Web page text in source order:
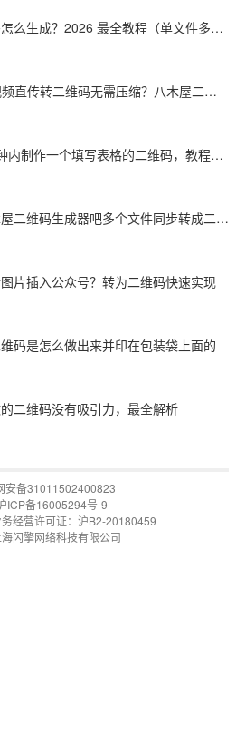
么生成？2026 最全教程（单文件多文
直传转二维码无需压缩？八木屋二维
内制作一个填写表格的二维码，教程分
二维码生成器吧多个文件同步转成二维
片插入公众号？转为二维码快速实现
码是怎么做出来并印在包装袋上面的
二维码没有吸引力，最全解析
安备31011502400823
ICP备16005294号-9
经营许可证：沪B2-20180459
闪擎网络科技有限公司